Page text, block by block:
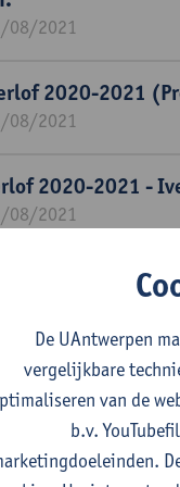
08/2021
2020-2021
08/2021
2020-2021 -
08/2021
exit strategie met
en
05/2021
overleg en
12/2023
De UAntwerpen
vergelijkbare
van de
b.v.